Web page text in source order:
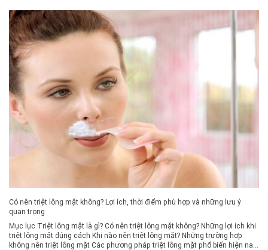
Có nên triệt lông mặt không? Lợi ích, thời điểm phù hợp và những lưu ý
quan trọng
Mục lục Triệt lông mặt là gì? Có nên triệt lông mặt không? Những lợi ích khi
triệt lông mặt đúng cách Khi nào nên triệt lông mặt? Những trường hợp
không nên triệt lông mặt Các phương pháp triệt lông mặt phổ biến hiện nay